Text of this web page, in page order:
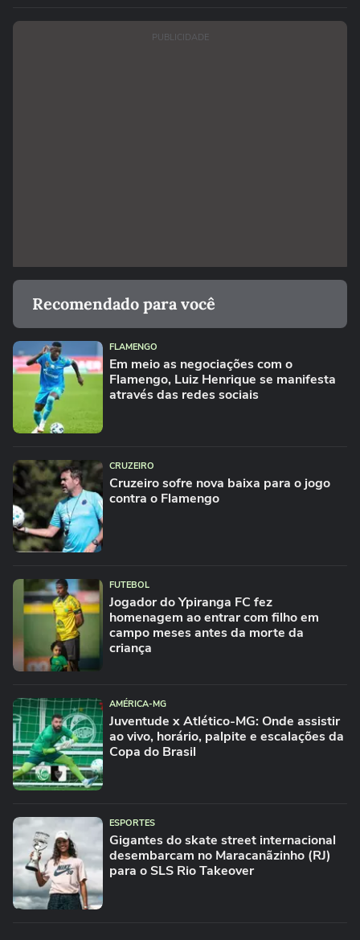
PUBLICIDADE
Recomendado para você
FLAMENGO
Em meio as negociações com o
Flamengo, Luiz Henrique se manifesta
através das redes sociais
CRUZEIRO
Cruzeiro sofre nova baixa para o jogo
contra o Flamengo
FUTEBOL
Jogador do Ypiranga FC fez
homenagem ao entrar com filho em
campo meses antes da morte da
criança
AMÉRICA-MG
Juventude x Atlético-MG: Onde assistir
ao vivo, horário, palpite e escalações da
Copa do Brasil
ESPORTES
Gigantes do skate street internacional
desembarcam no Maracanãzinho (RJ)
para o SLS Rio Takeover